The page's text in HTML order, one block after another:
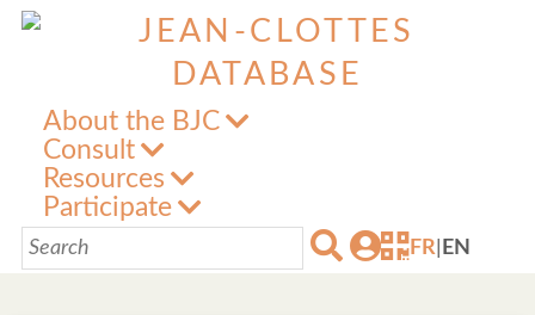
About the BJC
Consult
Resources
Participate
FR EN